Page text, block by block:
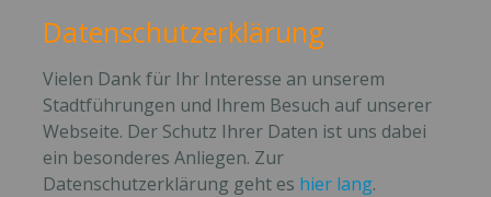
Datenschutzerklärung
Vielen Dank für Ihr Interesse an unserem
Stadtführungen und Ihrem Besuch auf unserer
Webseite. Der Schutz Ihrer Daten ist uns dabei
ein besonderes Anliegen. Zur
Datenschutzerklärung geht es hier lang.